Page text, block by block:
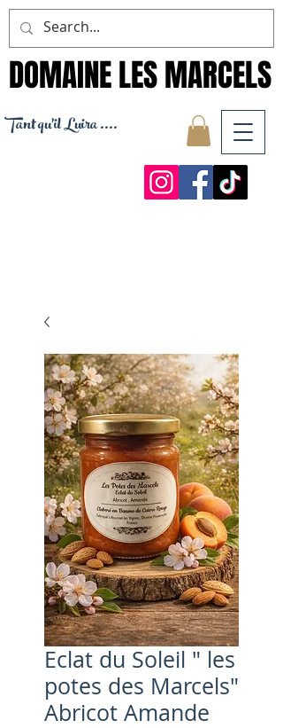
DOMAINE LES MARCELS
DOMAINE LES MARCELS
Tant qu'il Luira ....
Eclat du Soleil " les
potes des Marcels"
Abricot Amande